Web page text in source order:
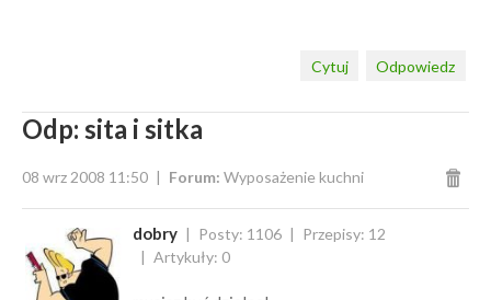
Odpowiedz
Cytuj
Odp: sita i sitka
08 wrz 2008 11:50 Forum: Wyposażenie kuchni
dobry Posty: 1106
Przepisy: 12
Artykuły: 0